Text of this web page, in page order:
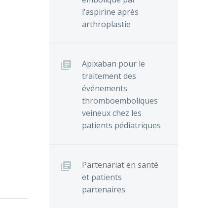
l’aspirine après
arthroplastie
Apixaban pour le
traitement des
événements
thromboemboliques
veineux chez les
patients pédiatriques
Partenariat en santé
et patients
partenaires